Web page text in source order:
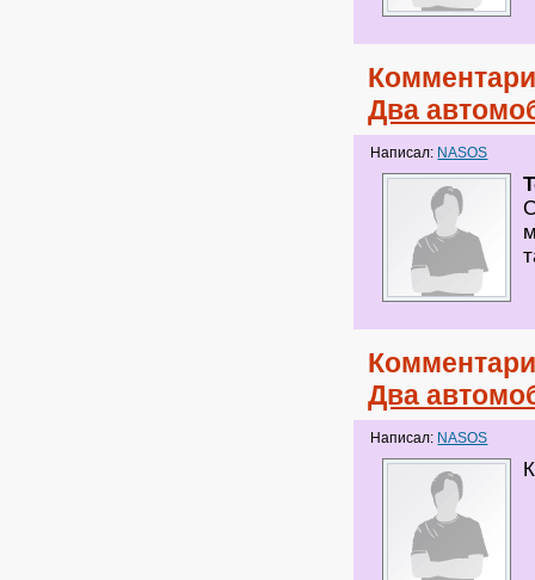
Два
Написал: NASOS
Два
Написал: NASOS